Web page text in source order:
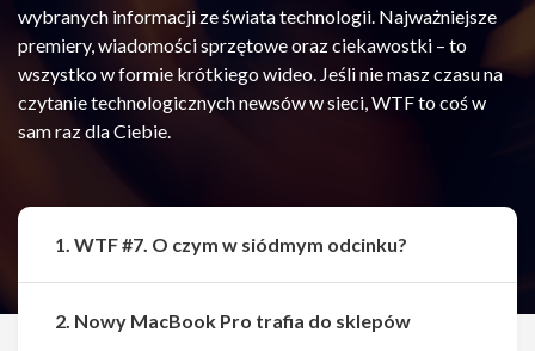
wybranych informacji ze świata technologii. Najważniejsze
premiery, wiadomości sprzętowe oraz ciekawostki – to
wszystko w formie krótkiego wideo. Jeśli nie masz czasu na
czytanie technologicznych newsów w sieci, WTF to coś w
sam raz dla Ciebie.
1. WTF #7. O czym w siódmym odcinku?
2. Nowy MacBook Pro trafia do sklepów